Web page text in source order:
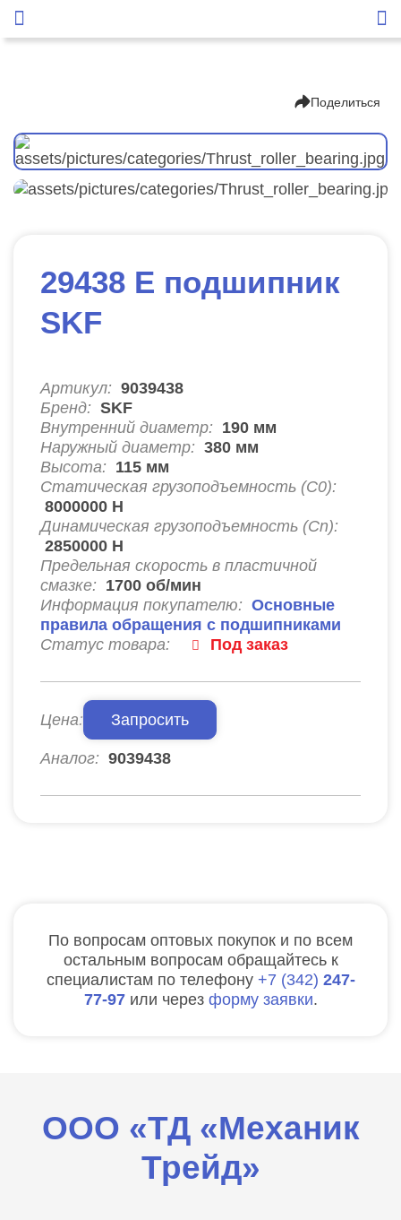
Поделиться
29438 Е подшипник
SKF
Артикул: 9039438
Бренд: SKF
Внутренний диаметр: 190 мм
Наружный диаметр: 380 мм
Высота: 115 мм
Статическая грузоподъемность (C0):
8000000 Н
Динамическая грузоподъемность (Cn):
2850000 Н
Предельная скорость в пластичной
смазке: 1700 об/мин
Информация покупателю: Основные
правила обращения с подшипниками
Статус товара:
Под заказ
Цена: Запросить
Аналог: 9039438
По вопросам оптовых покупок и по всем
остальным вопросам обращайтесь к
специалистам по телефону
7 342 247-
77-97 или через форму заявки.
ООО «ТД «Механик
Трейд»